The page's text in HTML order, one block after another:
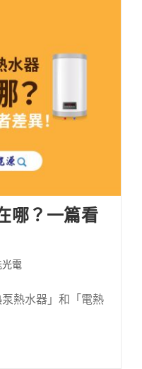
哪？一篇看
電
熱水器」和「電熱